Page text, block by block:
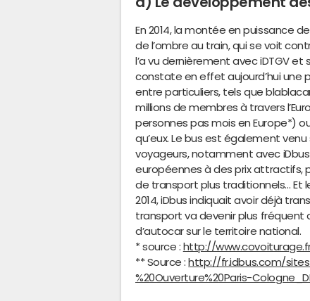
En 2014, la montée en puissance
de l’ombre au train, qui se voit
l’a vu dernièrement avec iDTGV
constate en effet aujourd’hui une
entre particuliers, tels que
millions de membres à travers
personnes pas mois en Europe*)
qu’eux. Le bus est également
voyageurs, notamment avec
européennes à des prix attractifs,
de transport plus traditionnels… Et
2014, iDbus indiquait avoir déjà
transport va devenir plus fréquent
d’autocar sur le territoire national.
* source : http://
** Source : http://fr.idbus.com/sites/
%20Ouverture%20Paris-